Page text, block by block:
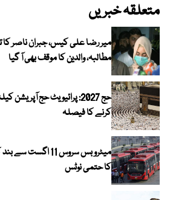
متعلقہ خبریں
میر رضا علی کیس، جبران ناصر کا
مطالبہ، والدین کا موقف بھی آ گیا
حج 2027: پرائیویٹ حج
کرنے کا فیصلہ
میٹرو بس سروس 11
کا حتمی نوٹس